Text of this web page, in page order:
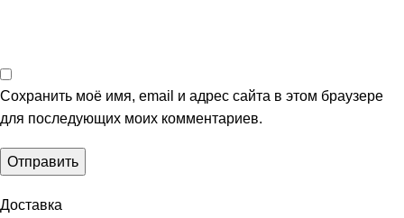
Сохранить моё имя, email и адрес сайта в этом браузере
для последующих моих комментариев.
Доставка